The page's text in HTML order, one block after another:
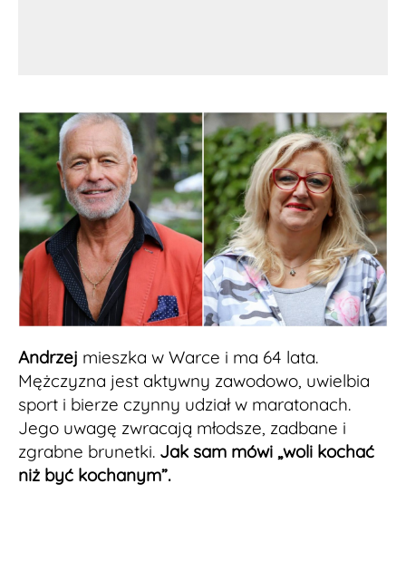
Andrzej mieszka w Warce i ma 64 lata.
Mężczyzna jest aktywny zawodowo, uwielbia
sport i bierze czynny udział w maratonach.
Jego uwagę zwracają młodsze, zadbane i
zgrabne brunetki. Jak sam mówi „woli kochać
niż być kochanym”.